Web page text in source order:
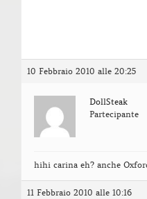
10 Febbraio 2010 alle 20:25
DollSteak
Partecipante
hihi carina eh? anche
11 Febbraio 2010 alle 10:16